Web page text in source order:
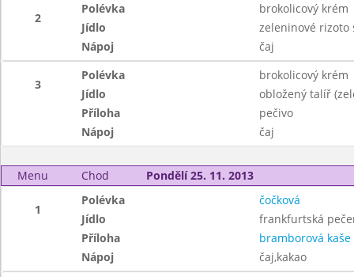
2
Polévka
brokolicový krém
Jídlo
zeleninové rizoto
Nápoj
čaj
3
Polévka
brokolicový krém
Jídlo
obložený talíř
Příloha
pečivo
Nápoj
čaj
Menu Chod Pondělí 25. 11. 2013
1
Polévka
čočková
Jídlo
frankfurtská
Příloha
bramborová kaše
Nápoj
čaj,kakao